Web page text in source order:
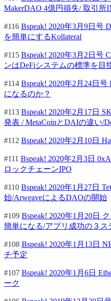
MakerDAO 4億円損失/ 取引所
#116 Bspeak! 2020年3月9日号
を簡単にするKollateral
#115 Bspeak! 2020年3月2日号
ンはDeFiシステムの標準を目
#114 Bspeak! 2020年2月24日
になるのか？
#113 Bspeak! 2020年2月17日
発表 / MetaCoinとDAIの違い/
#112 Bspeak! 2020年2月10日
#111 Bspeak! 2020年2月3日
ロックチェーンIPO
#110 Bspeak! 2020年1月27日
始/ArweaveによるDAOの開始
#109 Bspeak! 2020年1月20日
簡単になる/アプリ成功の３ス
#108 Bspeak! 2020年1月13日
チ予定
#107 Bspeak! 2020年1月6日
ーク